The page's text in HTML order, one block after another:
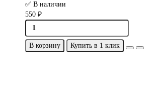
✅ В наличии
550 ₽
В корзину Купить в 1 клик